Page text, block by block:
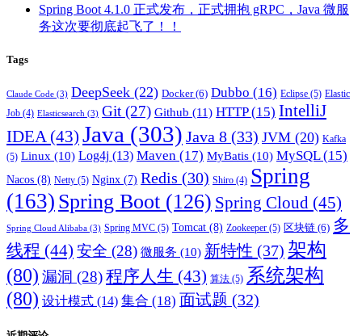
Spring Boot 4.1.0 正式发布，正式拥抱 gRPC，Java 微服
务这次要彻底起飞了！！
Tags
Claude Code (3) DeepSeek (22) Docker(6) Dubbo (16) Eclipse (5) Elastic
Job (4) Elasticsearch (3) Git (27) Github (11) HTTP(15) IntelliJ
IDEA(43) Java (303) Java 8 (33) JVM (20) Kafka
(5) Linux (10) Log4j (13) Maven (17) MyBatis (10) MySQL(15)
Nacos (8) Netty (5) Nginx (7) Redis (30) Shiro (4) Spring
(163) Spring Boot (126) Spring Cloud (45)
Spring Cloud Alibaba (3) Spring MVC (5) Tomcat (8) Zookeeper (5) 区块链 (6) 多
线程 (44) 安全 (28) 微服务 (10) 新特性 (37) 架构
(80) 漏洞 (28)程序人生 (43) 算法 (5) 系统架构
(80) 设计模式 (14) 集合 (18) 面试题 (32)